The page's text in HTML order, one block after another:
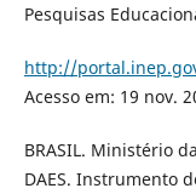
Pesquisas
http://
Acesso em: 19 nov.
BRASIL. Ministério
DAES. Instrumento